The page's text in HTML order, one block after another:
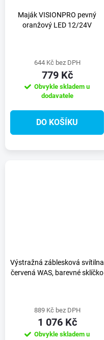
Maják VISIONPRO pevný
oranžový LED 12/24V
644 Kč bez DPH
779 Kč
Obvykle skladem u
dodavatele
DO KOŠÍKU
Výstražná záblesková svítilna
červená WAS, barevné sklíčko
889 Kč bez DPH
1 076 Kč
Obvykle skladem u